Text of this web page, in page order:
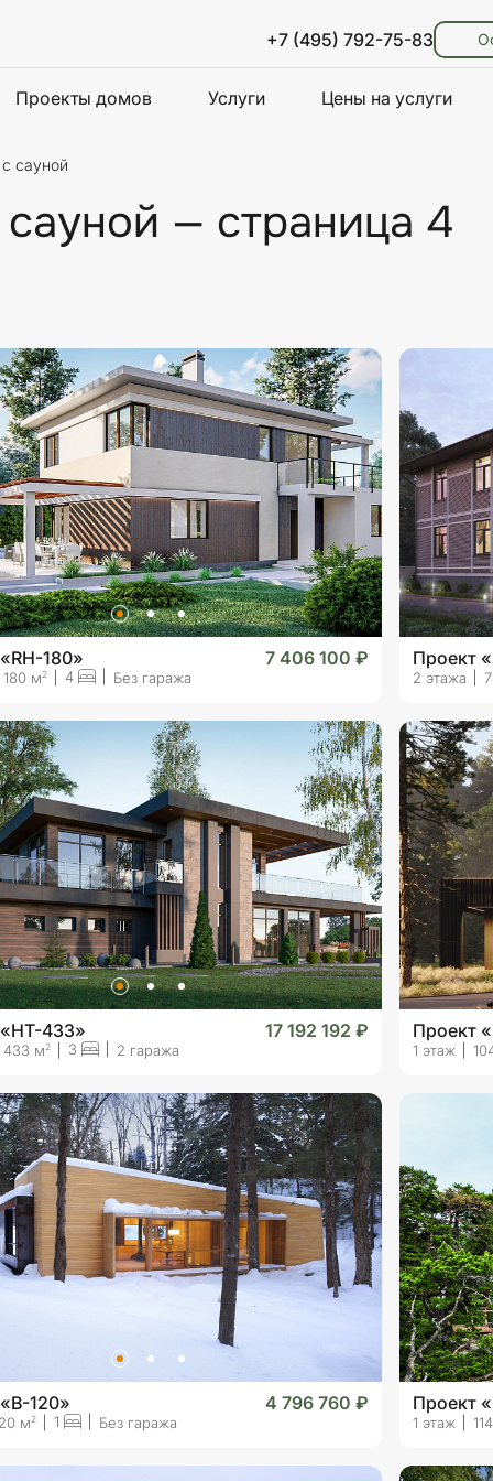
+7 (495) 792-75-83
Проекты домов Услуги Цены на услуги
сауной
— страница 4
180» 7 406 100 ₽
180 м2 4 Без гаража
Проект
2 этажа
433» 17 192 192 ₽
433 м2 3 2 гаража
Проект
1 этаж
120» 4 796 760 ₽
м2 1 Без гаража
Проект
1 этаж